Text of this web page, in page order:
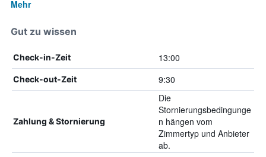
Mehr
Gut zu wissen
Check-in-Zeit 13:00
Check-out-Zeit 9:30
Zahlung & Stornierung
Die
Stornierungsbedingunge
n hängen vom
Zimmertyp und Anbieter
ab.